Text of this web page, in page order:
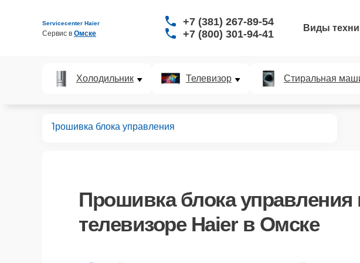
Servicecenter Haier
Сервис в Омске
+7 (381) 267-89-54
+7 (800) 301-94-41
Виды
Холодильник Телевизор Стиральная
Прошивка блока управления
Прошивка блока управления
телевизоре Haier в Омске